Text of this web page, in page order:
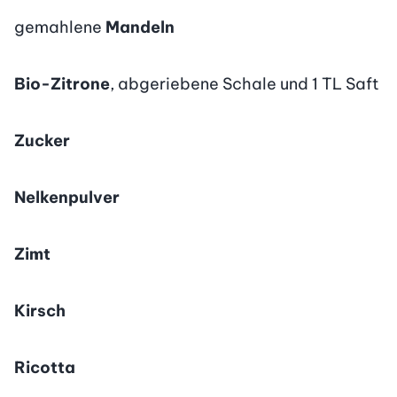
gemahlene Mandeln
Bio-Zitrone, abgeriebene Schale und 1 TL Saft
Zucker
Nelkenpulver
Zimt
Kirsch
Ricotta